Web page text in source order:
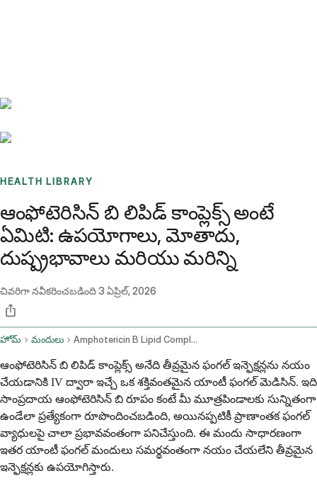
HEALTH LIBRARY
ఆంఫోటెరిసిన్ బి లిపిడ్ కాంప్లెక్స్ అంటే
ఏమిటి: ఉపయోగాలు, మోతాదు,
దుష్ప్రభావాలు మరియు మరిన్ని
చివరిగా నవీకరించబడింది3 ఏప్రిల్, 2026
హోమ్ మందులు Amphotericin B Lipid Complex Intravenous Route Injection Route
ఆంఫోటెరిసిన్ బి లిపిడ్ కాంప్లెక్స్ అనేది తీవ్రమైన ఫంగల్ ఇన్ఫెక్షన్లను నయం
చేయడానికి IV ద్వారా ఇచ్చే ఒక శక్తివంతమైన యాంటీ ఫంగల్ మెడిసిన్. ఇది
సాంప్రదాయ ఆంఫోటెరిసిన్ బి రూపం కంటే మీ మూత్రపిండాలకు సున్నితంగా
ఉండేలా ప్రత్యేకంగా రూపొందించబడింది, అయినప్పటికీ ప్రాణాంతక ఫంగల్
వ్యాధులపై చాలా ప్రభావవంతంగా పనిచేస్తుంది. ఈ మందు సాధారణంగా
ఇతర యాంటీ ఫంగల్ మందులు సమర్థవంతంగా నయం చేయలేని తీవ్రమైన
ఇన్ఫెక్షన్లకు ఉపయోగిస్తారు.